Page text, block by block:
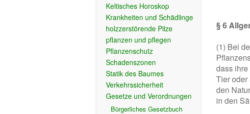
Keltisches Horoskop
Krankheiten und Schädlinge
holzzerstörende Pilze
pflanzen und pflegen
Pflanzenschutz
Schadenszonen
Statik des Baumes
Verkehrssicherheit
Gesetze und Verordnungen
Bürgerliches Gesetzbuch
§ 6
(1) Bei
dass
Tier
den
in den